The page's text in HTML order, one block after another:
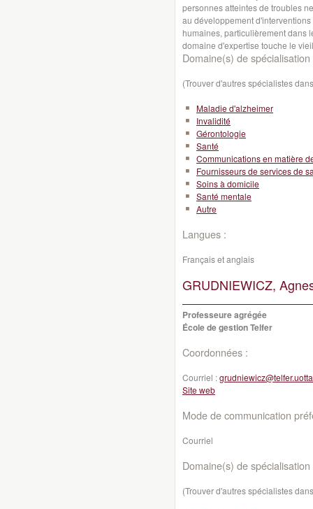
personnes atteintes de troubles
au développement
humaines, particulièrement dans
domaine d'expertise touche le
Domaine(s) de spécialisation
(Trouver d'autres spécialistes
Maladie d'alzheimer
Invalidité
Gérontologie
Santé
Communications en matière
Fournisseurs de services de
Soins à domicile
Santé mentale
Autre
Langues :
Français et anglais
GRUDNIEWICZ,
Professeure agrégée
École de gestion Telfer
Coordonnées :
Courriel :
Site web
Mode de communication
Courriel
Domaine(s) de spécialisation
(Trouver d'autres spécialistes